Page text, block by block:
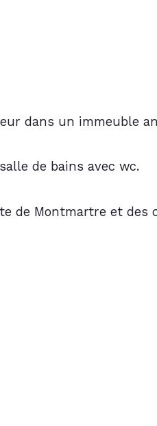
dans un immeuble
de bains avec wc.
de Montmartre et des